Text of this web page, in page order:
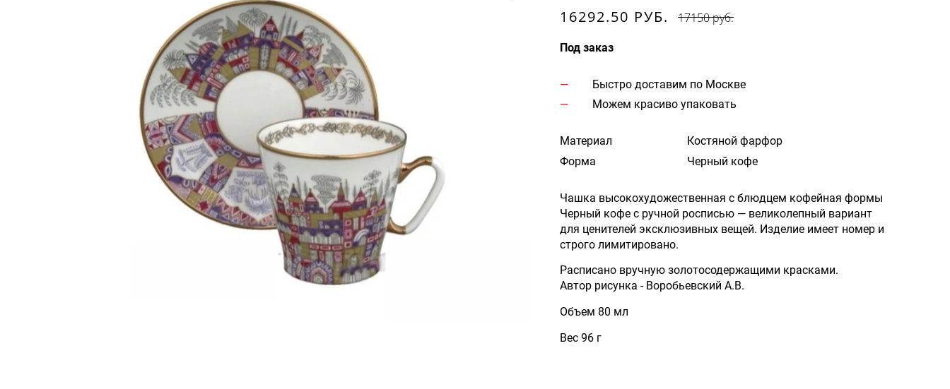
16292.50 РУБ. 17150 руб.
Под заказ
Быстро доставим по Москве
Можем красиво упаковать
Материал
Костяной фарфор
Форма
Черный кофе
Чашка высокохудожественная с блюдцем кофейная формы
Черный кофе с ручной росписью — великолепный вариант
для ценителей эксклюзивных вещей. Изделие имеет номер и
строго лимитировано.
Расписано вручную золотосодержащими красками.
Автор рисунка - Воробьевский А.В.
Объем 80 мл
Вес 96 г